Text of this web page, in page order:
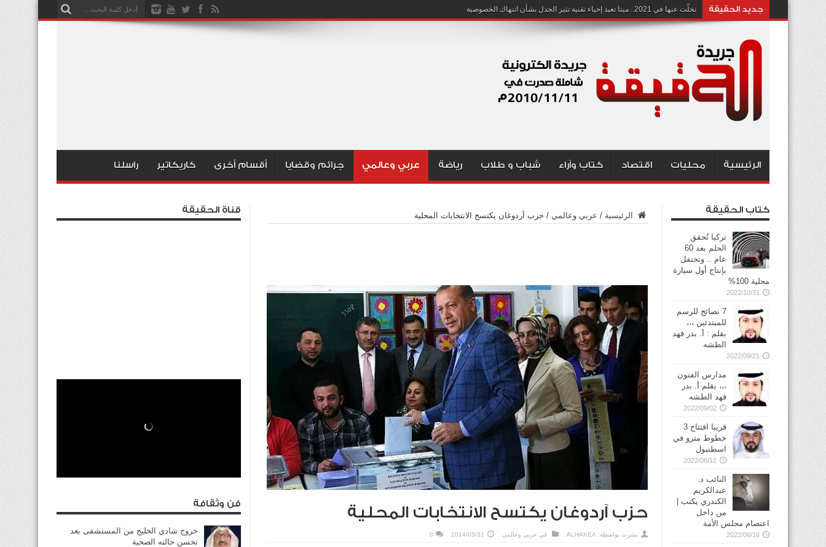
جديد الحقيقة تخلّت عنها في 2021.. ميتا تعيد إحياء تقنية تثير الجدل بشأن انتهاك الخصوصية
الرئيسية محليات اقتصاد كتاب وآراء شباب و طلاب رياضة عربي وعالمي جرائم وقضايا أقسام أخرى كاريكاتير راسلنا
الرئيسية / عربي وعالمي / حزب آردوغان يكتسح الانتخابات المحلية
حزب آردوغان يكتسح الانتخابات المحلية
نشرت بواسطة: ALHAKEA في عربي وعالمي 2014/03/31
0
كتاب الحقيقة
تركيا تُحقق
الحلم بعد 60
عام .. وتحتفل
بإنتاج أول سيارة
محلية 100%
2022/10/31
7 نصائح للرسم
للمبتدئين ،،،
بقلم : أ. بدر فهد
الطشه
2022/09/21
مدارس الفنون
،،، بقلم أ. بدر
فهد الطشه
2022/09/02
قريبا افتتاح 3
خطوط مترو في
2022/08/12
النائب د.
عبدالكريم
الكندري يكتب |
من داخل
اعتصام مجلس الأمة
2022/06/16
قناة الحقيقة
فن وثقافة
خروج شادي الخليج من المستشفى بعد
تحسن حالته الصحية